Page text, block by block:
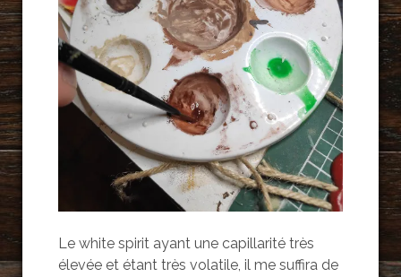
Le white spirit ayant une capillarité très
élevée et étant très volatile, il me suffira de